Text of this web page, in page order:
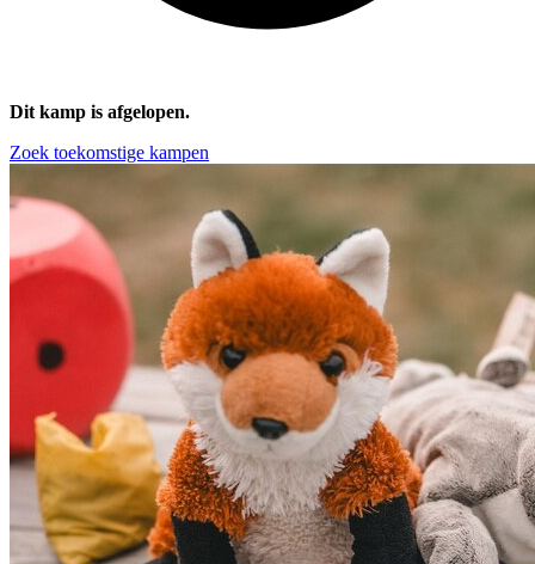
Dit kamp is afgelopen.
Zoek toekomstige kampen